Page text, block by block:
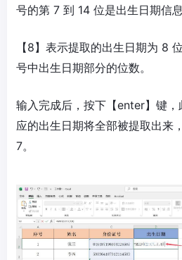
号的第 7 到 14 位是出生日期信息
【8】表示提取的出生日期为 8
号中出生日期部分的位数。
输入完成后，按下【enter】键
应的出生日期将全部被提取出来
7。